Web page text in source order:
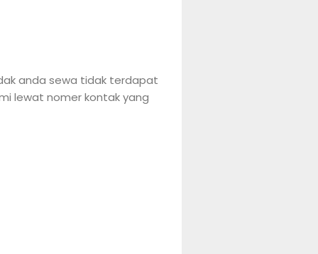
anda sewa tidak terdapat
lewat nomer kontak yang